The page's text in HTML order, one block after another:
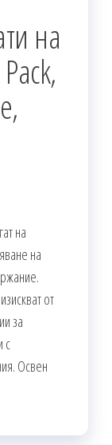
на
на
на
от
за
с
Освен